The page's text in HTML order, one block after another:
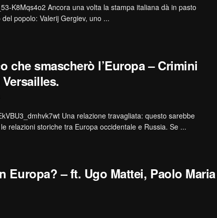
K8Mqs4o2 Ancora una volta la stampa italiana dà in pasto
popolo: Valerij Gergiev, uno ...
che smascherò l’Europa – Crimini
Una relazione travagliata: questo sarebbe
relazioni storiche tra Europa occidentale e Russia. Se ...
Europa? – ft. Ugo Mattei, Paolo Maria